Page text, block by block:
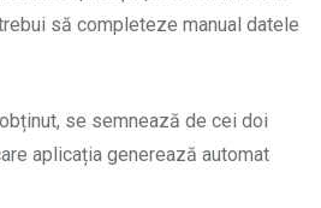
să completeze manual datele
se semnează de cei doi
aplicația generează automat